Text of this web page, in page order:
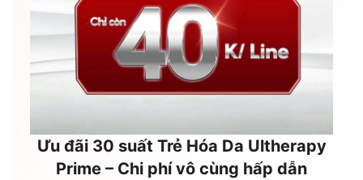
Ưu đãi 30 suất Trẻ Hóa Da Ultherapy
Prime – Chi phí vô cùng hấp dẫn